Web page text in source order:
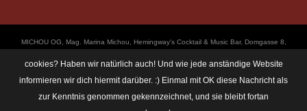
ΜICHOU OG, Mag. Marina Michou, Hemingway's Cocktail & Music Bar, Domgasse 8,
https://linz.bar/marinamichou/ Telefon: 0650 6101820, E-Mail: hemingway@linz.bar,
Öffnungszeiten: Di - Do: 17:30 - 01:00 Uhr, Fr + Sa: 17:30 - 03:00 Uhr. Im Rahmen
unserer Veranstaltungen machen wir immer wieder mal Fotos und Videos. Das
cookies? Haben wir natürlich auch! Und wie jede anständige Website
informieren wir dich hiermit darüber. :) Einmal mit OK diese Nachricht als
zur Kenntnis genommen gekennzeichnet, und sie bleibt fortan